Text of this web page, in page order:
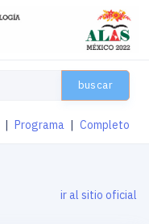
buscar
Programa Completo
ir al sitio oficial